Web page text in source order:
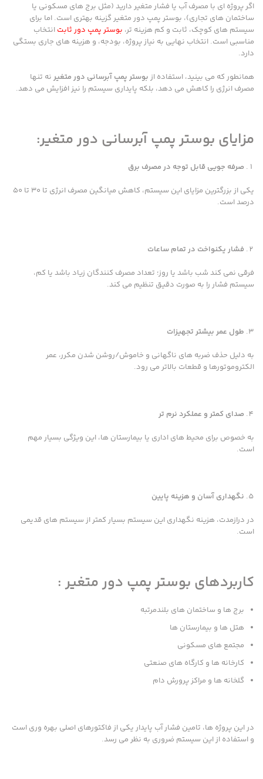
اگر پروژه ای با مصرف آب یا فشار متغیر دارید (مثل برج های مسکونی یا
ساختمان های تجاری)، بوستر پمپ دور متغیر گزینه بهتری است. اما برای
سیستم های کوچک، ثابت و کم هزینه تر، بوستر پمپ دور ثابت انتخاب
مناسبی است. انتخاب نهایی به نیاز پروژه، بودجه، و هزینه های جاری بستگی
دارد.
همانطور که می بینید، استفاده از بوستر پمپ آبرسانی دور متغیر نه تنها
مصرف انرژی را کاهش می دهد، بلکه پایداری سیستم را نیز افزایش می دهد.
مزایای بوستر پمپ آبرسانی دور متغیر:
صرفه جویی قابل توجه در مصرف برق
یکی از بزرگترین مزایای این سیستم، کاهش میانگین مصرف انرژی تا ۳۰ تا ۵۰
درصد است.
فشار یکنواخت در تمام ساعات
فرقی نمی کند شب باشد یا روز؛ تعداد مصرف کنندگان زیاد باشد یا کم،
سیستم فشار را به صورت دقیق تنظیم می کند.
طول عمر بیشتر تجهیزات
به دلیل حذف ضربه های ناگهانی و خاموش/روشن شدن مکرر، عمر
الکتروموتورها و قطعات بالاتر می رود.
صدای کمتر و عملکرد نرم تر
به خصوص برای محیط های اداری یا بیمارستان ها، این ویژگی بسیار مهم
است.
نگهداری آسان و هزینه پایین
در درازمدت، هزینه نگهداری این سیستم بسیار کمتر از سیستم های قدیمی
است.
کاربردهای بوستر پمپ دور متغیر :
برج ها و ساختمان های بلندمرتبه
هتل ها و بیمارستان ها
مجتمع های مسکونی
کارخانه ها و کارگاه های صنعتی
گلخانه ها و مراکز پرورش دام
در این پروژه ها، تامین فشار آب پایدار یکی از فاکتورهای اصلی بهره وری است
و استفاده از این سیستم ضروری به نظر می رسد.